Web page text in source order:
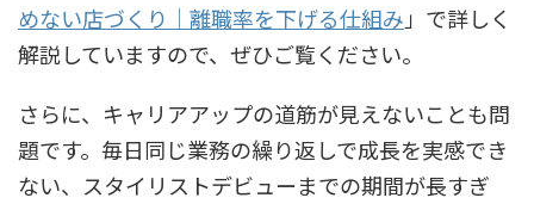
めない店づくり｜離職率を下げる仕組み」で詳しく
解説していますので、ぜひご覧ください。
さらに、キャリアアップの道筋が見えないことも問
題です。毎日同じ業務の繰り返しで成長を実感でき
ない、スタイリストデビューまでの期間が長すぎ